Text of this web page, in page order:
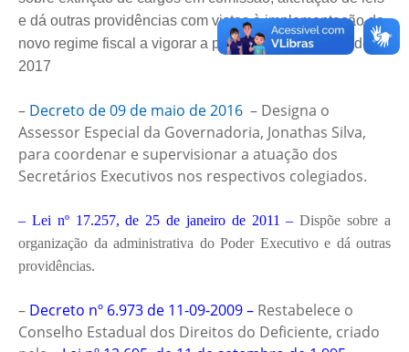
e dá outras providências com vistas à implementação do
novo regime fiscal a vigorar a partir de 1º de janeiro de
2017
– Decreto de 09 de maio de 2016 – Designa o
Assessor Especial da Governadoria, Jonathas Silva,
para coordenar e supervisionar a atuação dos
Secretários Executivos nos respectivos colegiados.
– Lei nº 17.257, de 25 de janeiro de 2011 –Dispõe sobre a
organização da administrativa do Poder Executivo e dá outras
providências.
– Decreto nº 6.973 de 11-09-2009 – Restabelece o
Conselho Estadual dos Direitos do Deficiente, criado